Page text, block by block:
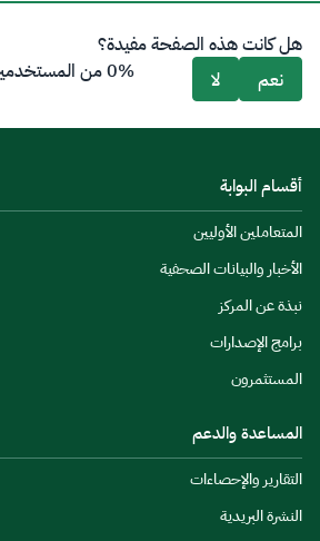
هل كانت هذه الصفحة مفيدة؟
نعم
لا 0% من المستخدمين قالوا نعم من 0 تعليقاً
أقسام البوابة
المتعاملين الأوليين
الأخبار والبيانات الصحفية
نبذة عن المركز
برامج الإصدارات
المستثمرون
المساعدة والدعم
التقارير والإحصاءات
النشرة البريدية